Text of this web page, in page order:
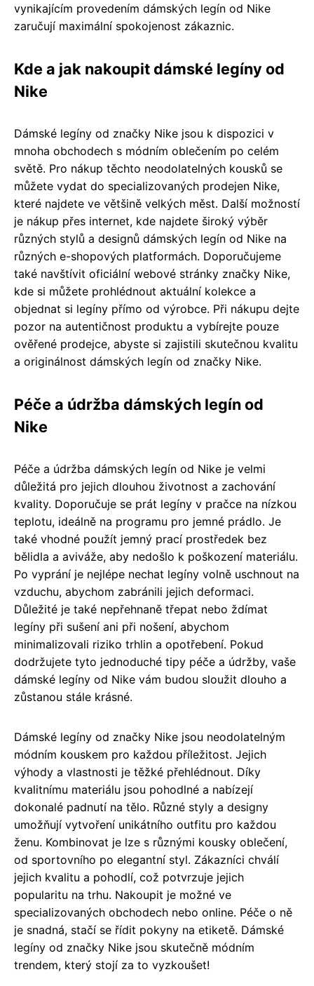
vynikajícím provedením dámských legín od Nike
zaručují maximální spokojenost zákaznic.
Kde a jak nakoupit dámské legíny od
Nike
Dámské legíny od značky Nike jsou k dispozici v
mnoha obchodech s módním oblečením po celém
světě. Pro nákup těchto neodolatelných kousků se
můžete vydat do specializovaných prodejen Nike,
které najdete ve většině velkých měst. Další možností
je nákup přes internet, kde najdete široký výběr
různých stylů a designů dámských legín od Nike na
různých e-shopových platformách. Doporučujeme
také navštívit oficiální webové stránky značky Nike,
kde si můžete prohlédnout aktuální kolekce a
objednat si legíny přímo od výrobce. Při nákupu dejte
pozor na autentičnost produktu a vybírejte pouze
ověřené prodejce, abyste si zajistili skutečnou kvalitu
a originálnost dámských legín od značky Nike.
Péče a údržba dámských legín od
Nike
Péče a údržba dámských legín od Nike je velmi
důležitá pro jejich dlouhou životnost a zachování
kvality. Doporučuje se prát legíny v pračce na nízkou
teplotu, ideálně na programu pro jemné prádlo. Je
také vhodné použít jemný prací prostředek bez
bělidla a aviváže, aby nedošlo k poškození materiálu.
Po vyprání je nejlépe nechat legíny volně uschnout na
vzduchu, abychom zabránili jejich deformaci.
Důležité je také nepřehnaně třepat nebo ždímat
legíny při sušení ani při nošení, abychom
minimalizovali riziko trhlin a opotřebení. Pokud
dodržujete tyto jednoduché tipy péče a údržby, vaše
dámské legíny od Nike vám budou sloužit dlouho a
zůstanou stále krásné.
Dámské legíny od značky Nike jsou neodolatelným
módním kouskem pro každou příležitost. Jejich
výhody a vlastnosti je těžké přehlédnout. Díky
kvalitnímu materiálu jsou pohodlné a nabízejí
dokonalé padnutí na tělo. Různé styly a designy
umožňují vytvoření unikátního outfitu pro každou
ženu. Kombinovat je lze s různými kousky oblečení,
od sportovního po elegantní styl. Zákazníci chválí
jejich kvalitu a pohodlí, což potvrzuje jejich
popularitu na trhu. Nakoupit je možné ve
specializovaných obchodech nebo online. Péče o ně
je snadná, stačí se řídit pokyny na etiketě. Dámské
legíny od značky Nike jsou skutečně módním
trendem, který stojí za to vyzkoušet!